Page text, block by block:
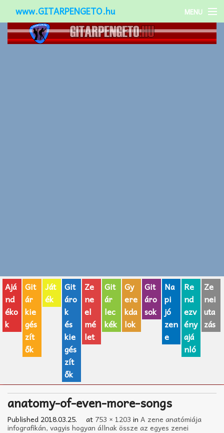
www.GITARPENGETO.hu MENU
Népszerű-
AJÁNDÉK ÖTLETEK
Vicces
GITÁR MÁRKÁK
TOP100 nóta
Zeneiskolák
Zeneszerzés alapjai
Ajá
nd
éko
k
Git
ár
kie
gés
zít
ők
Ját
ék
Git
áro
k
és
kie
gés
zít
ők
Ze
ne
el
mé
let
Git
ár
lec
kék
Gy
ere
kda
lok
Git
áro
sok
Na
pi
jó
zen
e
Re
nd
ezv
ény
ajá
nló
Ze
nei
uta
zás
anatomy-of-even-more-songs
Published 2018.03.25. at 753 × 1203 in A zene anatómiája
infografikán, vagyis hogyan állnak össze az egyes zenei